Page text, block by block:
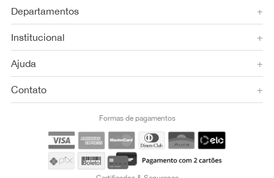
Departamentos +
Institucional +
Ajuda +
Contato +
Formas de pagamentos